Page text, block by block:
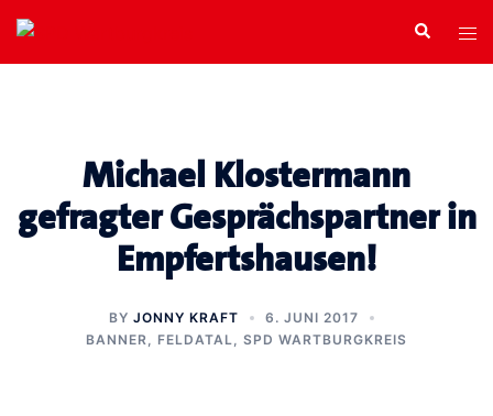
Zum
Inhalt
springen
Search
Michael Klostermann
gefragter Gesprächspartner in
Empfertshausen!
BY JONNY KRAFT
6. JUNI 2017
BANNER
FELDATAL SPD WARTBURGKREIS